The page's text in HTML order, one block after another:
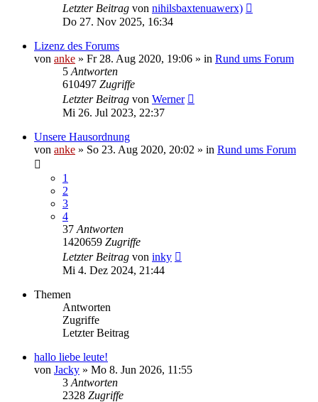
Letzter Beitrag von nihilsbaxtenuawerx)
Do 27. Nov 2025, 16:34
Lizenz des Forums
von anke » Fr 28. Aug 2020, 19:06 » in Rund ums Forum
5 Antworten
610497 Zugriffe
Letzter Beitrag von Werner
Mi 26. Jul 2023, 22:37
Unsere Hausordnung
von anke » So 23. Aug 2020, 20:02 » in Rund ums Forum
1
2
3
4
37 Antworten
1420659 Zugriffe
Letzter Beitrag von inky
Mi 4. Dez 2024, 21:44
Themen
Antworten
Zugriffe
Letzter Beitrag
hallo liebe leute!
von Jacky » Mo 8. Jun 2026, 11:55
3 Antworten
2328 Zugriffe